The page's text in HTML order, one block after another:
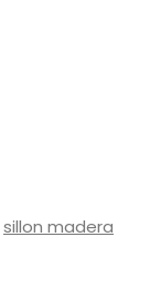
sillon madera